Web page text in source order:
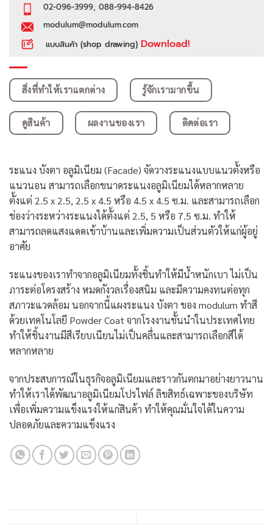
02-096-3999, 088-994-8426
modulum@modulum.com
แบบสินค้า (shop drawing) Download!
สิ่งที่ทำให้เราแตกต่าง รู้จักเรามากขึ้น
ดูสินค้า ผลงานของเรา ติดต่อเรา
ระแนง บังตา อลูมิเนียม (Facade) จัดวางระแนงแบบแนวตั้งหรือ
แนวนอน สามารถเลือกขนาดระแนงอลูมิเนียมได้หลากหลาย
ตั้งแต่ 2.5 x 2.5, 2.5 x 4.5 หรือ 4.5 x 4.5 ซ.ม. และสามารถเลือก
ช่องว่างระหว่างระแนงได้ตั้งแต่ 2.5, 5 หรือ 7.5 ซ.ม. ทำให้
สามารถลดแสงแดดเข้าบ้านและเพิ่มความเป็นส่วนตัวให้แก่ผู้อยู่
อาศัย
ระแนงของเราทำจากอลูมิเนียมทั้งชิ้นทำให้มีน้ำหนักเบา ไม่เป็น
ภาระต่อโครงสร้าง หมดกังวลเรื่องสนิม และมีความคงทนต่อทุก
สภาวะแวดล้อม นอกจากนี้แผงระแนง บังตา ของ modulum ทำสี
ด้วยเทคโนโลยี Powder Coat จากโรงงานชั้นนำในประเทศไทย
ทำให้ชิ้นงานมีสีเรียบเนียนไม่เป็นคลื่นและสามารถเลือกสีได้
หลากหลาย
จากประสบการณ์ในธุรกิจอลูมิเนียมและราวกันตกมาอย่างยาวนาน
ทำให้เราได้พัฒนาอลูมิเนียมโปรไฟล์ ลิขสิทธ์เฉพาะของบริษัท
เพื่อเพิ่มความแข็งแรงให้แก่สินค้า ทำให้คุณมั่นใจได้ในความ
ปลอดภัยและความแข็งแรง